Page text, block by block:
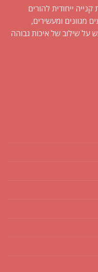
קנייה ייחודית להורים
מגוונים ומעשירים,
על שילוב של איכות גבוהה